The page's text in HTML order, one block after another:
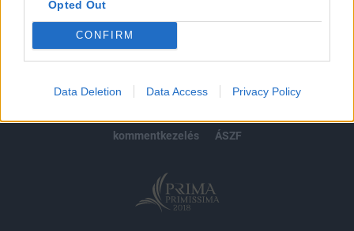
Opted Out
CONFIRM
Data Deletion Data Access Privacy Policy
© 2026 Portfolio
impresszum
jogi nyilatkozat
süti beállítások
kommentkezelés
ÁSZF